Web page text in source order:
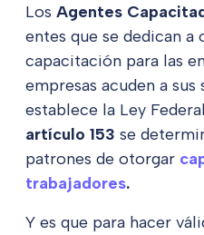
Los Agentes
entes que se dedican
capacitación para las
empresas acuden a
establece la Ley
artículo 153 se
patrones de otorgar
trabajadores.
Y es que para hacer